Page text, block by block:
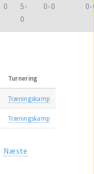
0
5-
0
0-0
Turnering
Træningskamp
Træningskamp
Næste